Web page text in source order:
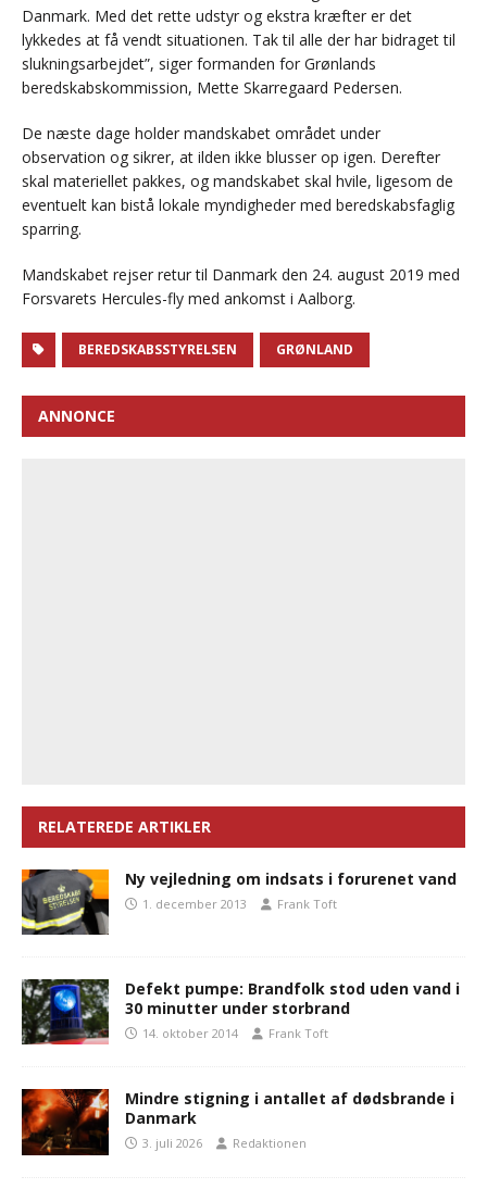
Danmark. Med det rette udstyr og ekstra kræfter er det
lykkedes at få vendt situationen. Tak til alle der har bidraget til
slukningsarbejdet”, siger formanden for Grønlands
beredskabskommission, Mette Skarregaard Pedersen.
De næste dage holder mandskabet området under
observation og sikrer, at ilden ikke blusser op igen. Derefter
skal materiellet pakkes, og mandskabet skal hvile, ligesom de
eventuelt kan bistå lokale myndigheder med beredskabsfaglig
sparring.
Mandskabet rejser retur til Danmark den 24. august 2019 med
Forsvarets Hercules-fly med ankomst i Aalborg.
BEREDSKABSSTYRELSEN GRØNLAND
ANNONCE
RELATEREDE ARTIKLER
Ny vejledning om indsats i forurenet vand
1. december 2013 Frank Toft
Defekt pumpe: Brandfolk stod uden vand i
30 minutter under storbrand
14. oktober 2014 Frank Toft
Mindre stigning i antallet af dødsbrande i
Danmark
3. juli 2026 Redaktionen